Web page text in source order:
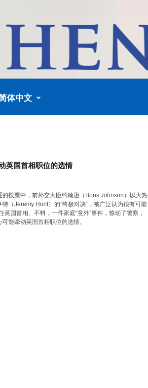
体中文
英国首相职位的选情
的投票中，前外交大臣约翰逊（Boris Johnson）以大热
（Jeremy Hunt）的”终极对决“，被广泛认为很有可能
英国首相。不料，一件家庭“意外”事件，惊动了警察，
能牵动英国首相职位的选情。